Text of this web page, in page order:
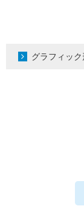
グラフィック